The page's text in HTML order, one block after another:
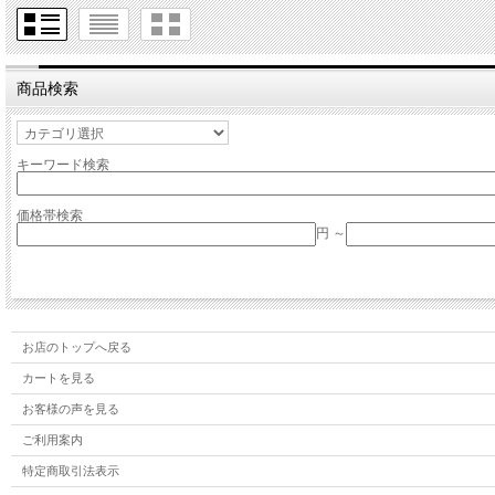
商品検索
キーワード検索
価格帯検索
円 ～
お店のトップへ戻る
カートを見る
お客様の声を見る
ご利用案内
特定商取引法表示